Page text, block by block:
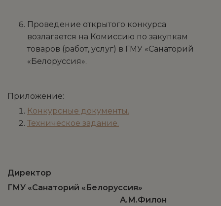
Проведение открытого конкурса
возлагается на Комиссию по закупкам
товаров (работ, услуг) в ГМУ «Санаторий
«Белоруссия».
Приложение:
Конкурсные документы.
Техническое задание.
Директор
ГМУ «Санаторий «Белоруссия»
А.М.Филон